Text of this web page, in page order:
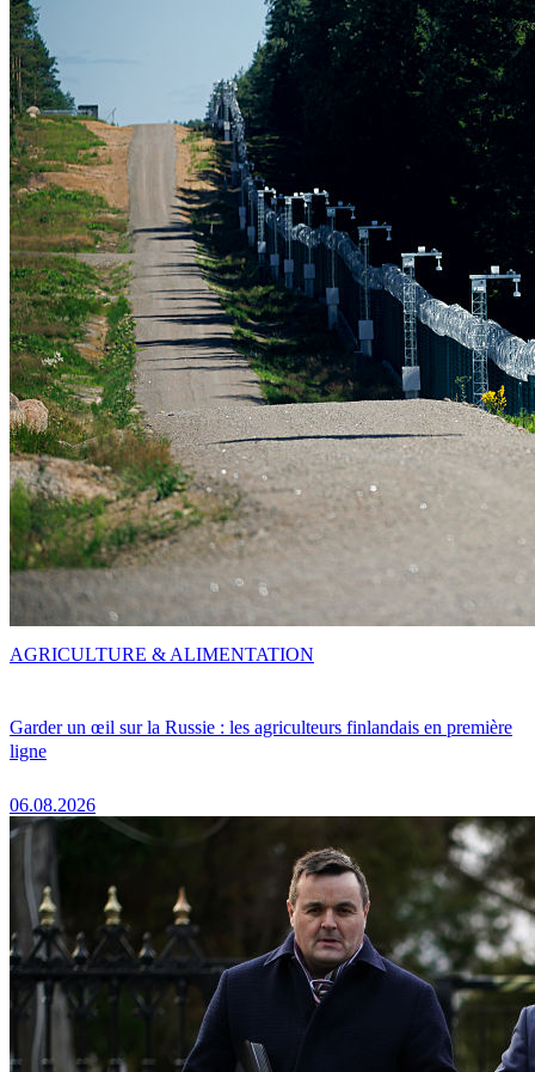
Garder un œil sur la Russie : les agriculteurs finlandais en première
ligne
06.08.2026
AGRICULTURE & ALIMENTATION